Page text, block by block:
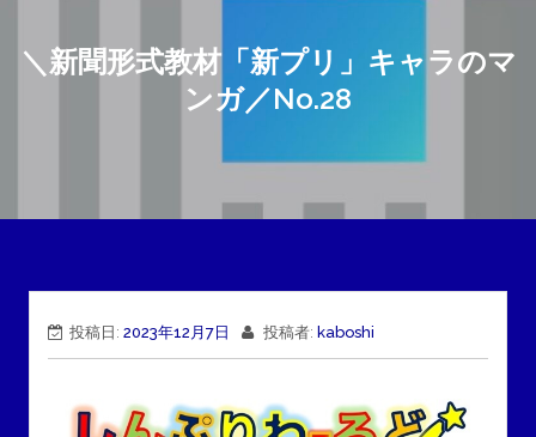
＼新聞形式教材「新プリ」キャラのマ
ンガ／No.28
投稿日: 2023年12月7日 投稿者: kaboshi